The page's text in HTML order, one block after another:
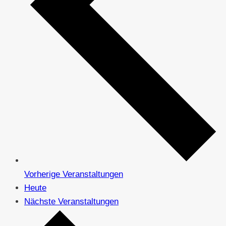
Vorherige Veranstaltungen
Heute
Nächste Veranstaltungen